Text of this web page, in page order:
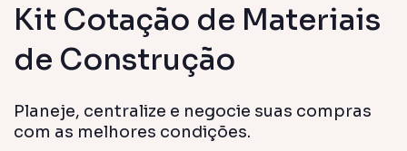
Pós-vendas
Kit Cotação de Materiais
de Construção
Planeje, centralize e negocie suas compras
com as melhores condições.